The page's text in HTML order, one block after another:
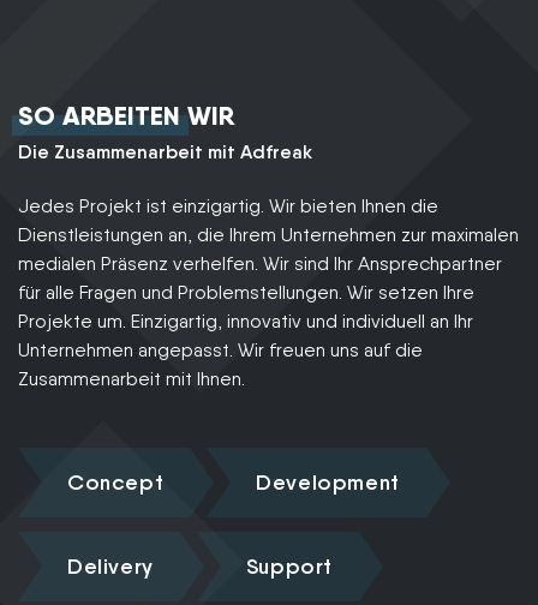
SO ARBEITEN WIR
Die Zusammenarbeit mit Adfreak
Jedes Projekt ist einzigartig. Wir bieten Ihnen die
Dienstleistungen an, die Ihrem Unternehmen zur maximalen
medialen Präsenz verhelfen. Wir sind Ihr Ansprechpartner
für alle Fragen und Problemstellungen. Wir setzen Ihre
Projekte um. Einzigartig, innovativ und individuell an Ihr
Unternehmen angepasst. Wir freuen uns auf die
Zusammenarbeit mit Ihnen.
Concept Development
Delivery Support